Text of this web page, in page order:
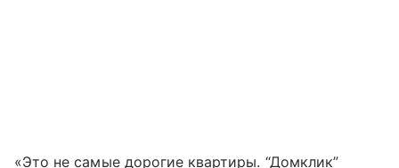
«Это не самые дорогие квартиры. “Домклик”